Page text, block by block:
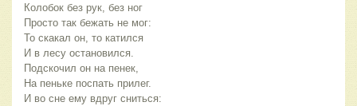
Колобок без рук, без ног
Просто так бежать не мог:
То скакал он, то катился
И в лесу остановился.
Подскочил он на пенек,
На пеньке поспать прилег.
И во сне ему вдруг сниться: